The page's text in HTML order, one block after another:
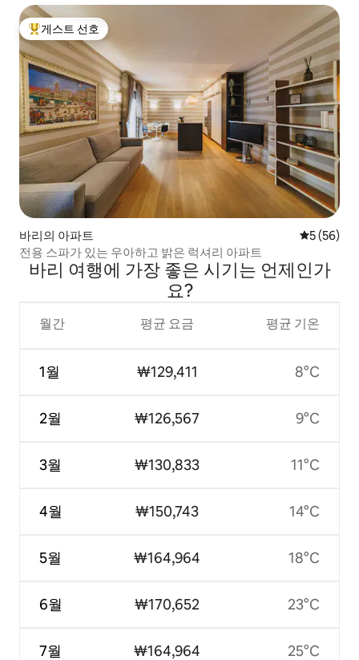
상위 게스트 선호
게스트 선호
바리의 아파트 평점 5점(5
5 (56)
전용 스파가 있는 우아하고 밝은 럭셔리 아파트
바리 여행에 가장 좋은 시기는 언제인가
요?
월간
1월
2월
3월
4월
5월
6월
7월
평균 요금
₩129,411
₩126,567
₩130,833
₩150,743
₩164,964
₩170,652
₩164,964
평균 기온
8°C
9°C
11°C
14°C
18°C
23°C
25°C